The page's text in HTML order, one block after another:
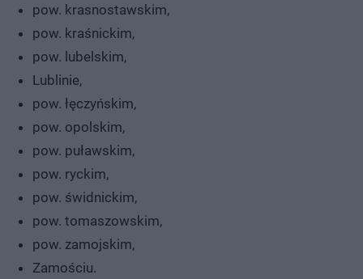
pow. krasnostawskim,
pow. kraśnickim,
pow. lubelskim,
Lublinie,
pow. łęczyńskim,
pow. opolskim,
pow. puławskim,
pow. ryckim,
pow. świdnickim,
pow. tomaszowskim,
pow. zamojskim,
Zamościu.